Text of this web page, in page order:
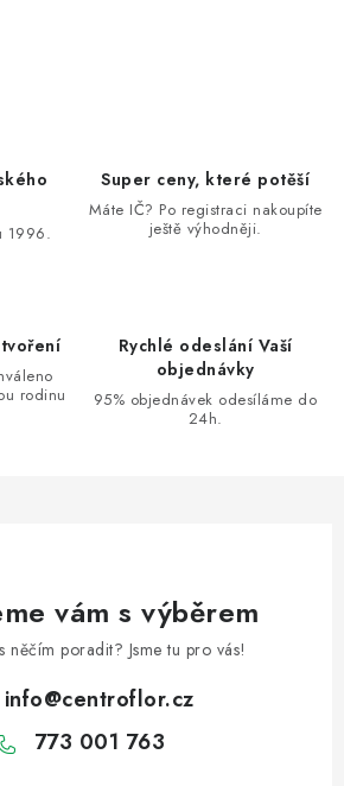
1996.
Super ceny, které potěší
Máte IČ? Po registraci nakoupíte
ještě výhodněji.
rodinu
Rychlé odeslání Vaší
objednávky
95% objednávek odesíláme do
24h.
vám s výběrem
něčím poradit? Jsme tu pro vás!
info@centroflor.cz
773 001 763